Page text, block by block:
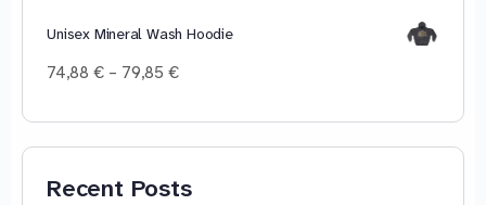
Unisex Mineral Wash Hoodie
74,88€ – 79,85€Price
Recent Posts